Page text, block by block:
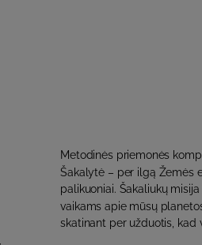
Metodinės priemonės
Šakalytė – per ilgą Žemės
palikuoniai. Šakaliukų
vaikams apie mūsų
skatinant per užduotis, kad